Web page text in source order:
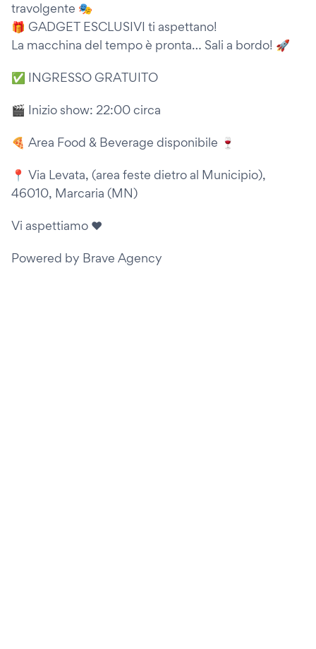
travolgente 🎭
🎁 GADGET ESCLUSIVI ti aspettano!
La macchina del tempo è pronta… Sali a bordo! 🚀
✅ INGRESSO GRATUITO
🎬 Inizio show: 22:00 circa
🍕 Area Food & Beverage disponibile 🍷
📍 Via Levata, (area feste dietro al Municipio),
46010, Marcaria (MN)
Vi aspettiamo ❤️
Powered by Brave Agency